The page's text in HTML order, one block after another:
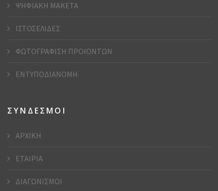
ΨΗΦΙΑΚΗ ΜΑΚΕΤΑ
ΙΣΤΟΣΕΛΙΔΕΣ
ΦΩΤΟΓΡΑΦΙΣΗ ΠΡΟΙΟΝΤΩΝ
ΕΝΤΥΠΟΔΙΑΝΟΜΗ
ΣΥΝΔΕΣΜΟΙ
ΑΡΧΙΚΗ
ΕΤΑΙΡΙΑ
ΔΙΑΓΩΝΙΣΜΟΙ